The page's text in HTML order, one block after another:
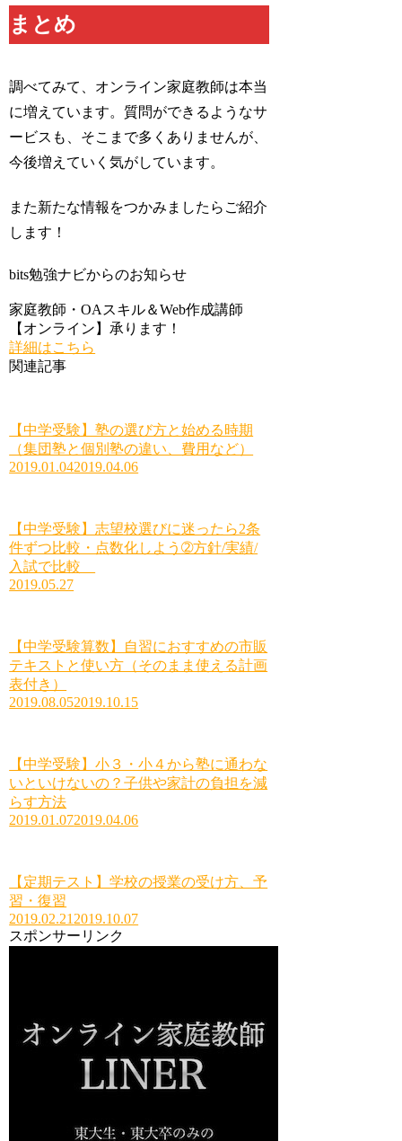
まとめ
調べてみて、オンライン家庭教師は本当
に増えています。質問ができるようなサ
ービスも、そこまで多くありませんが、
今後増えていく気がしています。
また新たな情報をつかみましたらご紹介
します！
bits勉強ナビからのお知らせ
家庭教師・OAスキル＆Web作成講師
【オンライン】承ります！
詳細はこちら
関連記事
【中学受験】塾の選び方と始める時期
（集団塾と個別塾の違い、費用など）
2019.01.042019.04.06
【中学受験】志望校選びに迷ったら2条
件ずつ比較・点数化しよう➁方針/実績/
入試で比較
2019.05.27
【中学受験算数】自習におすすめの市販
テキストと使い方（そのまま使える計画
表付き）
2019.08.052019.10.15
【中学受験】小３・小４から塾に通わな
いといけないの？子供や家計の負担を減
らす方法
2019.01.072019.04.06
【定期テスト】学校の授業の受け方、予
習・復習
2019.02.21 2019.10.07
スポンサーリンク